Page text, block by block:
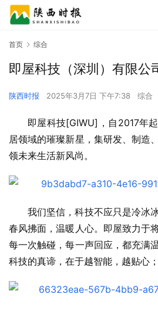
首页 综合
即屋科技（深圳）有限公
陕西时报 2025年3月7日 下午7:38 综合
即屋科技[GIWU]，自2017年
居领域的璀璨新星，集研发、制造
领未来生活新风尚。
我们坚信，科技不应只是冷冰
春风拂面，温暖人心。即屋致力于
每一次触碰，每一声回应，都充满
科技的真谛，在于越智能，越贴心